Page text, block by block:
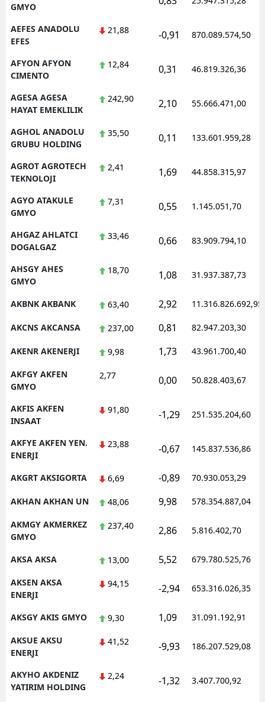
Hatay
Isparta
İzmir
Kayseri
Kocaeli
Konya
Muğla
Sakarya
Samsun
Tekirdağ
GMYO
AEFES ANADOLU
EFES
21,88 -0,91 870.089.574,50
AFYON AFYON
CIMENTO
12,84 0,31 46.819.326,36
AGESA AGESA
HAYAT EMEKLILIK
242,90 2,10 55.666.471,00
AGHOL ANADOLU
GRUBU HOLDING
35,50 0,11 133.601.959,28
AGROT AGROTECH
TEKNOLOJI
2,41 1,69 44.858.315,97
AGYO ATAKULE
GMYO
7,31 0,55 1.145.051,70
AHGAZ AHLATCI
DOGALGAZ
33,46 0,66 83.909.794,10
AHSGY AHES
GMYO
18,70 1,08 31.937.387,73
AKBNK AKBANK 63,40 2,92 11.316.826.692,95
AKCNS AKCANSA 237,00 0,81 82.947.203,30
AKENR AKENERJI 9,98 1,73 43.961.700,40
AKFGY AKFEN
GMYO
2,77 0,00 50.828.403,67
AKFIS AKFEN
INSAAT
91,80 -1,29 251.535.204,60
AKFYE AKFEN YEN.
ENERJI
23,88 -0,67 145.837.536,86
AKGRT AKSIGORTA 6,69 -0,89 70.930.053,29
AKHAN AKHAN UN 48,06 9,98 578.354.887,04
AKMGY AKMERKEZ
GMYO
237,40 2,86 5.816.402,70
AKSA AKSA 13,00 5,52 679.780.525,76
AKSEN AKSA
ENERJI
94,15 -2,94 653.316.026,35
AKSGY AKIS GMYO 9,30 1,09 31.091.192,91
AKSUE AKSU
ENERJI
41,52 -9,93 186.207.529,08
AKYHO AKDENIZ
YATIRIM HOLDING
2,24 -1,32 3.407.700,92